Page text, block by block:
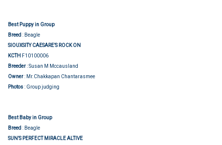
Best Puppy in Group
Breed : Beagle
SIOUXSITY CAESARE’S ROCK ON
KCTH F10100006
Breeder: Susan M Mccausland
Owner: Mr.Chakkapan Chantarasmee
Photos: Group judging
Best Baby in Group
Breed : Beagle
SUN’S PERFECT MIRACLE ALTIVE